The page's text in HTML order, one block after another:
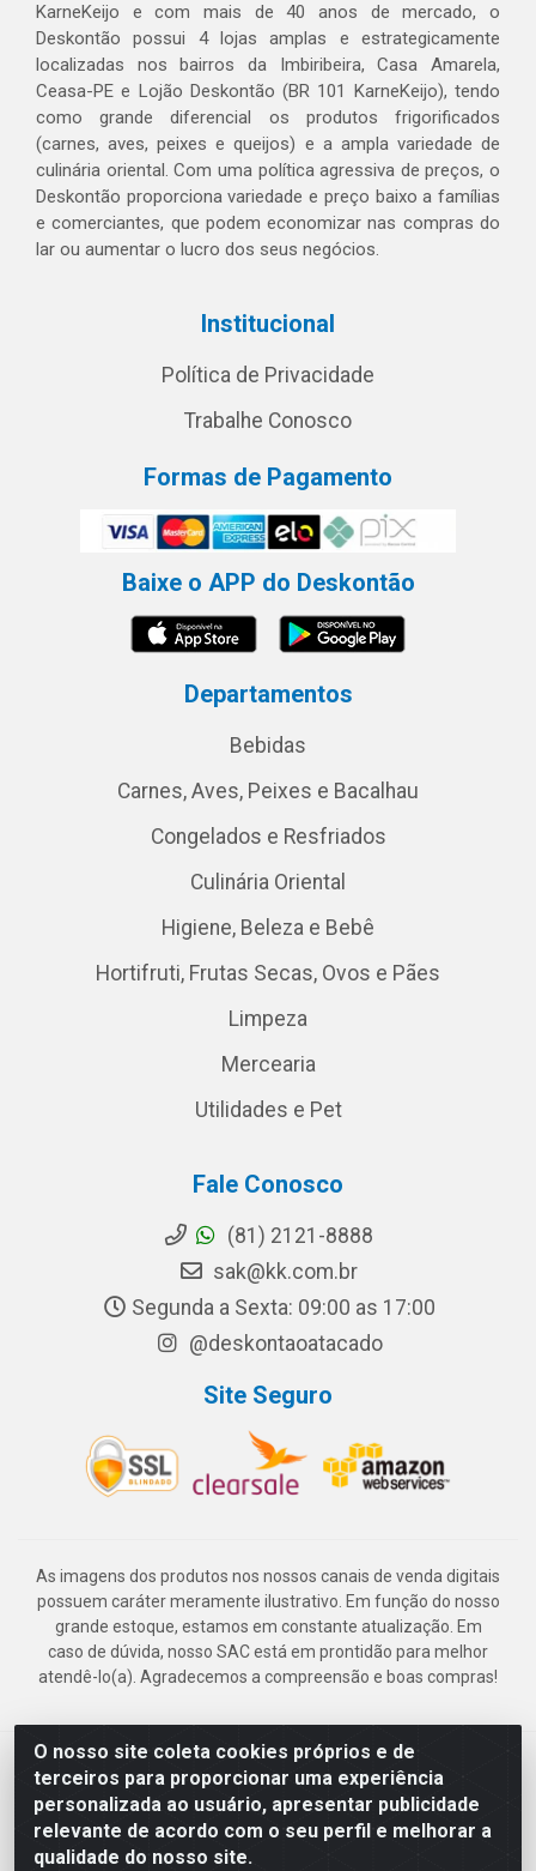
O nosso site coleta cookies próprios e de
terceiros para proporcionar uma experiência
personalizada ao usuário, apresentar publicidade
relevante de acordo com o seu perfil e melhorar a
qualidade do nosso site.
KarneKeijo e com mais de 40 anos de mercado, o
Deskontão possui 4 lojas amplas e estrategicamente
localizadas nos bairros da Imbiribeira, Casa Amarela,
Ceasa-PE e Lojão Deskontão (BR 101 KarneKeijo), tendo
como grande diferencial os produtos frigorificados
(carnes, aves, peixes e queijos) e a ampla variedade de
culinária oriental. Com uma política agressiva de preços, o
Deskontão proporciona variedade e preço baixo a famílias
e comerciantes, que podem economizar nas compras do
lar ou aumentar o lucro dos seus negócios.
Institucional
Política de Privacidade
Trabalhe Conosco
Formas de Pagamento
Baixe o APP do Deskontão
Departamentos
Bebidas
Carnes, Aves, Peixes e Bacalhau
Congelados e Resfriados
Culinária Oriental
Higiene, Beleza e Bebê
Hortifruti, Frutas Secas, Ovos e Pães
Limpeza
Mercearia
Utilidades e Pet
Fale Conosco
(81) 2121-8888
sak@kk.com.br
Segunda a Sexta: 09:00 as 17:00
@deskontaoatacado
Site Seguro
As imagens dos produtos nos nossos canais de venda digitais
possuem caráter meramente ilustrativo. Em função do nosso
grande estoque, estamos em constante atualização. Em
caso de dúvida, nosso SAC está em prontidão para melhor
atendê-lo(a). Agradecemos a compreensão e boas compras!
Deskontão Atacado - Av. Marechal Mascarenhas de Morais, 2471 -
Imbiribeira - Recife/PE - CEP 51.150-001 - CNPJ 24.150.377/0003-
57